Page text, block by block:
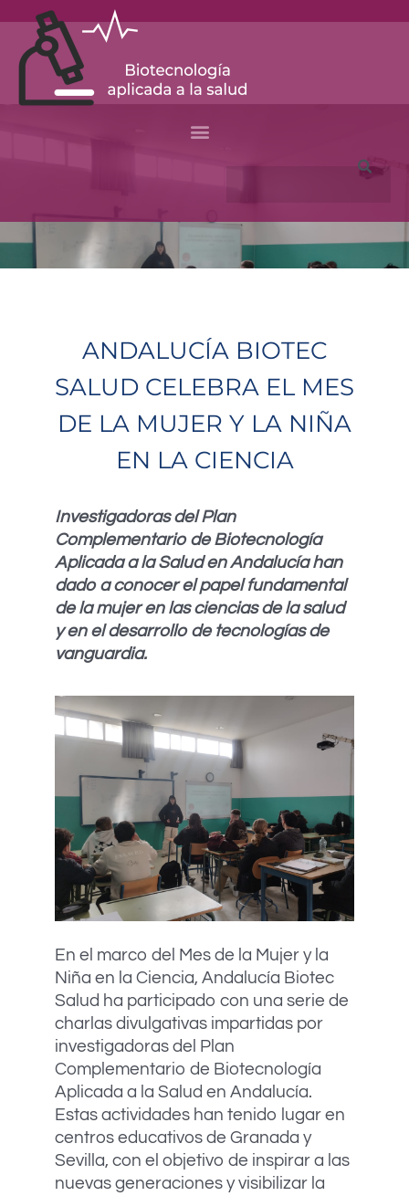
content
Search
ANDALUCÍA BIOTEC
SALUD CELEBRA EL MES
DE LA MUJER Y LA NIÑA
EN LA CIENCIA
Investigadoras del Plan
Complementario de Biotecnología
Aplicada a la Salud en Andalucía han
dado a conocer el papel fundamental
de la mujer en las ciencias de la salud
y en el desarrollo de tecnologías de
vanguardia.
En el marco del Mes de la Mujer y la
Niña en la Ciencia, Andalucía Biotec
Salud ha participado con una serie de
charlas divulgativas impartidas por
investigadoras del Plan
Complementario de Biotecnología
Aplicada a la Salud en Andalucía.
Estas actividades han tenido lugar en
centros educativos de Granada y
Sevilla, con el objetivo de inspirar a las
nuevas generaciones y visibilizar la